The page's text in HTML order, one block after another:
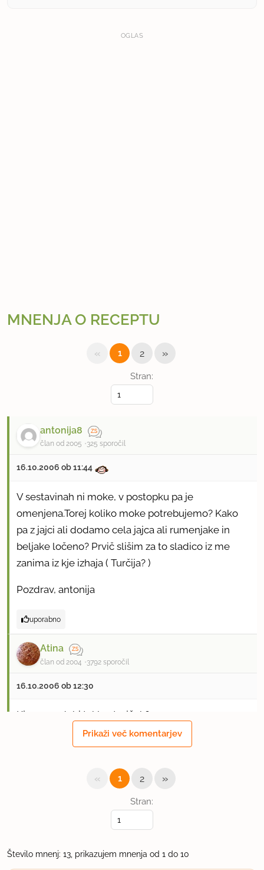
OGLAS
MNENJA O RECEPTU
Stran:
« 1 2 »
antonija8
član od 2005 325 sporočil
16.10.2006 ob 11:44
V sestavinah ni moke, v postopku pa je
omenjena.Torej koliko moke potrebujemo? Kako
pa z jajci ali dodamo cela jajca ali rumenjake in
beljake ločeno? Prvič slišim za to sladico iz me
zanima iz kje izhaja ( Turčija? )
Pozdrav, antonija
uporabno
Atina
član od 2004 3792 sporočil
16.10.2006 ob 12:30
Kje se pa dobi takle strojček?
3814 sporočil
paljenega testa. Torej poišči recept za paljeno
Prikaži več komentarjev
Stran:
« 1 2 »
Število mnenj: 13, prikazujem mnenja od 1 do 10